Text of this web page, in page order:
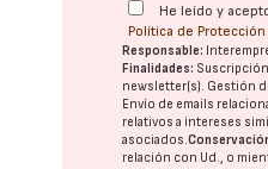
He leído y
Política de
Responsable:
Finalidades:
newsletter(s). Gestión
Envío de emails
relativos a intereses
asociados.
relación con Ud., o